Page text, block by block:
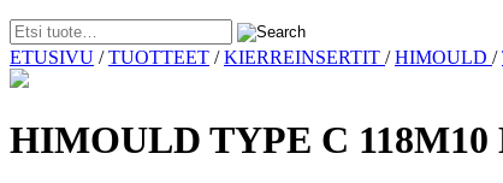
Skip
to
ETUSIVU /TUOTTEET /KIERREINSERTIT /HIMOULD /
HIMOULD TYPE C